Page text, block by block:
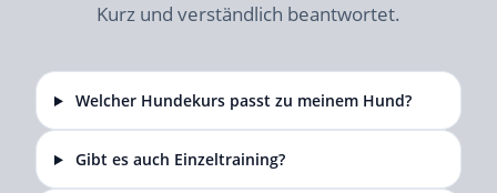
Kurz und verständlich beantwortet.
Welcher Hundekurs passt zu meinem Hund?
Gibt es auch Einzeltraining?